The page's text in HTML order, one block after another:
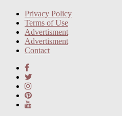
Privacy Policy
Terms of Use
Advertisment
Advertisment
Contact